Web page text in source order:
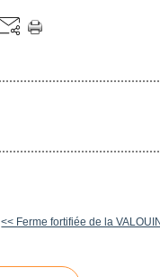
<< Ferme fortifiée de la